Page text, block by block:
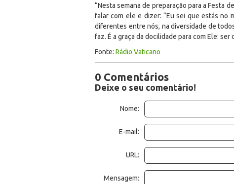
“Nesta semana de preparação para a Festa
falar com ele e dizer: “Eu sei que estás no
diferentes entre nós, na diversidade de
faz. É a graça da docilidade para com Ele:
Fonte: Rádio Vaticano
0 Comentários
Deixe o seu comentário!
Nome:
E-mail:
URL:
Mensagem: